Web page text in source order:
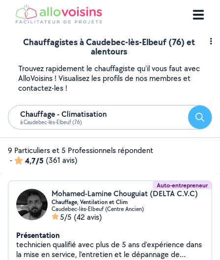
Chauffagistes à Caudebec-lès-Elbeuf (76) et
alentours
Trouvez rapidement le chauffagiste qu'il vous faut avec
AlloVoisins ! Visualisez les profils de nos membres et
contactez-les !
Chauffage - Climatisation
à Caudebec-lès-Elbeuf (76)
9 Particuliers et 5 Professionnels répondent
-
4,7/5 (361 avis)
Auto-entrepreneur
Mohamed-Lamine Chouguiat (DELTA C.V.C)
Chauffage, Ventilation et Clim
Caudebec-lès-Elbeuf (Centre Ancien)
5/5 (42 avis)
Présentation
technicien qualifié avec plus de 5 ans d'expérience dans
la mise en service, l'entretien et le dépannage de